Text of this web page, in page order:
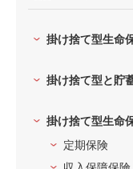
掛け捨て型生命
掛け捨て型と貯
掛け捨て型生命
定期保険